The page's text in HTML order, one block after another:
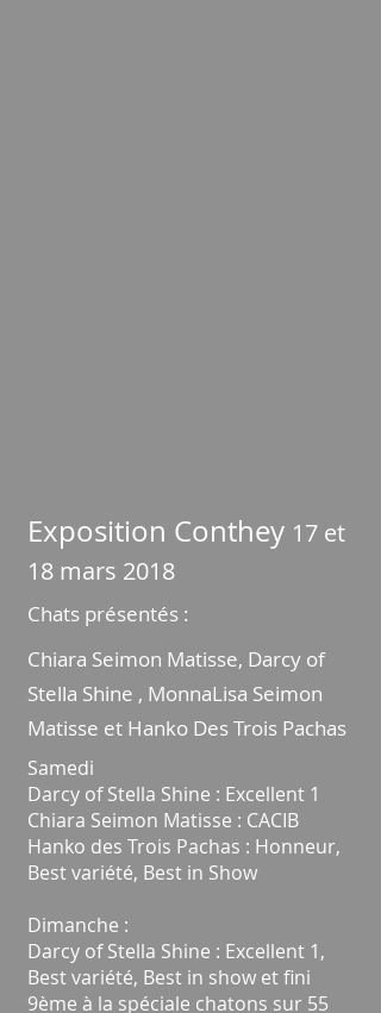
Exposition Conthey 17 et
18 mars 2018
Chats présentés :
Chiara Seimon Matisse, Darcy of
Stella Shine , MonnaLisa Seimon
Matisse et Hanko Des Trois Pachas
Samedi
Darcy of Stella Shine : Excellent 1
Chiara Seimon Matisse : CACIB
Hanko des Trois Pachas : Honneur,
Best variété, Best in Show
Dimanche :
Darcy of Stella Shine : Excellent 1,
Best variété, Best in show et fini
9ème à la spéciale chatons sur 55